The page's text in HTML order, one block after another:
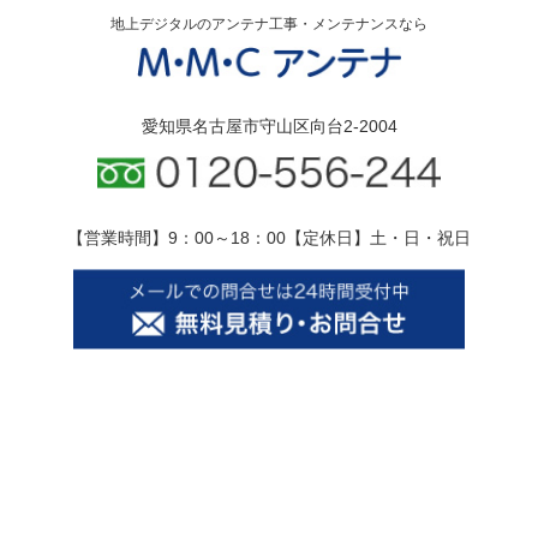
地上デジタルのアンテナ工事・メンテナンスなら
愛知県名古屋市守山区向台2-2004
【営業時間】9：00～18：00【定休日】土・日・祝日